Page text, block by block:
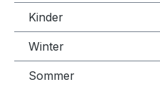
Kinder
Winter
Sommer